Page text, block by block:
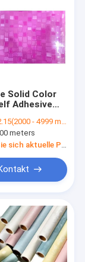
Solid Color
Adhesive
Emboss
PVC Film
For MDF
- 4999 meters) $2.13(5000 - 9999 meters) $2.09(>=10000 meters)
meters